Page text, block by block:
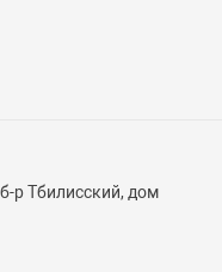
р Тбилисский, дом